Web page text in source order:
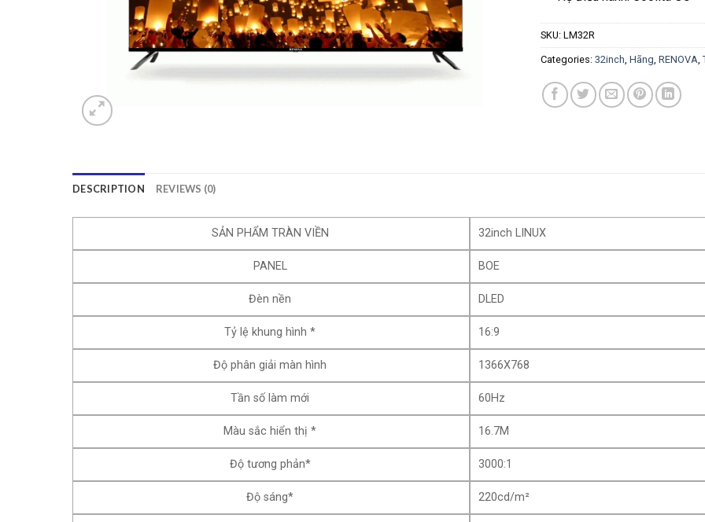
SKU: LM32R
Categories: 32inch Hãng RENOVA
DESCRIPTION REVIEWS (0)
SẢN PHẨM TRÀN VIỀN 32inch LINUX
PANEL BOE
Đèn nền DLED
Tỷ lệ khung hình * 16:9
Độ phân giải màn hình 1366X768
Tần số làm mới 60Hz
Màu sắc hiển thị * 16.7M
Độ tương phản* 3000:1
Độ sáng* 220cd/m²